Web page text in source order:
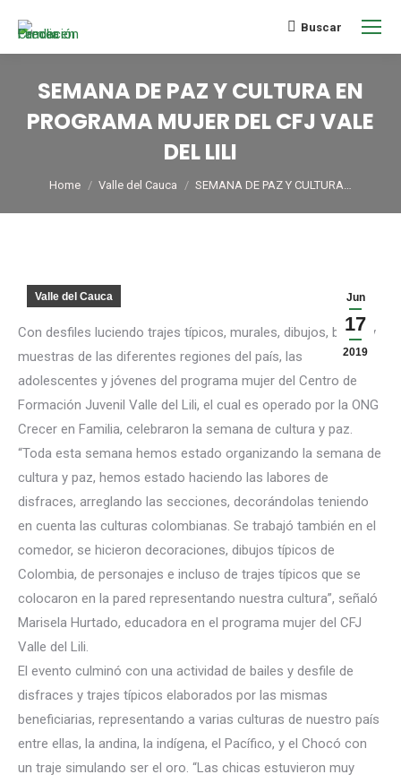
Buscar
SEMANA DE PAZ Y CULTURA EN
PROGRAMA MUJER DEL CFJ VALE
DEL LILI
You are here:
Home Valle del Cauca SEMANA DE PAZ Y CULTURA…
Jun
17
2019
Valle del Cauca
Con desfiles luciendo trajes típicos, murales, dibujos, bailes y
muestras de las diferentes regiones del país, las
adolescentes y jóvenes del programa mujer del Centro de
Formación Juvenil Valle del Lili, el cual es operado por la ONG
Crecer en Familia, celebraron la semana de cultura y paz.
“Toda esta semana hemos estado organizando la semana de
cultura y paz, hemos estado haciendo las labores de
disfraces, arreglando las secciones, decorándolas teniendo
en cuenta las culturas colombianas. Se trabajó también en el
comedor, se hicieron decoraciones, dibujos típicos de
Colombia, de personajes e incluso de trajes típicos que se
colocaron en la pared representando nuestra cultura”, señaló
Marisela Hurtado, educadora en el programa mujer del CFJ
Valle del Lili.
El evento culminó con una actividad de bailes y desfile de
disfraces y trajes típicos elaborados por las mismas
beneficiarias, representando a varias culturas de nuestro país
entre ellas, la andina, la indígena, el Pacífico, y el Chocó con
un traje simulando ser el oro. “Las chicas estuvieron muy